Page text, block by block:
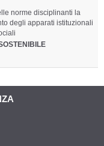
norme disciplinanti la
degli apparati istituzionali